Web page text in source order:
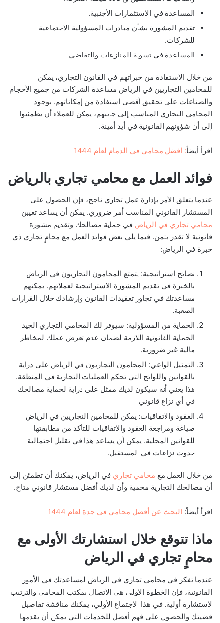
المساعدة في الاستثمارات الأجنبية.
تقديم المشورة بشأن مبادرات المسؤولية الاجتماعية
للشركات.
المساعدة في تسوية المنازعات والتقاضي.
من خلال الاستفادة من خبراتهم في القانون التجاري، يمكن
للمحامين التجاريين في الرياض مساعدة الشركات من جميع الأحجام
والصناعات على تحقيق أقصى استفادة من إمكاناتهم. بوجود
المحامي التجاري المناسب إلى جانبهم، يمكن للعملاء أن يطمئنوا
إلى أن شؤونهم القانونية في أيد أمينة.
اقرأ أيضاً: افضل محامي في الدمام لعام 1444
فوائد العمل مع محامي تجاري بالرياض
عندما يتعلق الأمر بإدارة عمل تجاري ناجح، فإن الحصول على
المستشار القانوني المناسب أمر ضروري. يمكن أن يساعد تعيين
محامي تجاري في الرياض في حماية مصالحك وتقديم مشورة
قانونية لا تقدر بثمن. فيما يلي بعض فوائد العمل مع محامٍ تجاري ذي
خبرة في الرياض:
نصائح استراتيجية: يتمتع المحامون التجاريون في الرياض
بالخبرة في تقديم المشورة الاستراتيجية لعملائهم. يمكنهم
مساعدتك في تجاوز تعقيدات القانون وإرشادك خلال القرارات
الصعبة.
الحماية من المسؤولية: سيوفر لك المحامي التجاري الجيد
الحماية القانونية اللازمة لضمان عدم تعرض عملك لمخاطر
مالية غير ضرورية.
التمثيل الواعي: المحامون التجاريون في الرياض على دراية
بالقوانين واللوائح التي تحكم العمليات التجارية في المنطقة.
هذا يعني أنه سيكون لديك ممثل على دراية لحماية مصالحك
في أي نزاع قانوني.
العقود والاتفاقيات: يمكن للمحامين التجاريين في الرياض
صياغة ومراجعة العقود والاتفاقيات للتأكد من مطابقتها
للقوانين المحلية. يمكن أن يساعد هذا في تقليل احتمالية
حدوث نزاعات في المستقبل.
من خلال العمل مع محامي تجاري في الرياض، يمكنك أن تطمئن إلى
أن مصالحك التجارية محمية وأن لديك أفضل مستشار قانوني متاح.
اقرأ أيضاً: البحث عن أفضل محامي في جدة لعام 1444
ماذا تتوقع خلال استشارتك الأولى مع
محامٍ تجاري في الرياض
عندما تفكر في محامي تجاري في الرياض لمساعدتك في الأمور
القانونية، فإن الخطوة الأولى هي الاتصال بمكتب المحامي والترتيب
لاستشارة أولية. في هذا الاجتماع الأولي، يمكنك مناقشة تفاصيل
قضيتك والحصول على فهم أفضل للخدمات التي يمكن أن يقدمها